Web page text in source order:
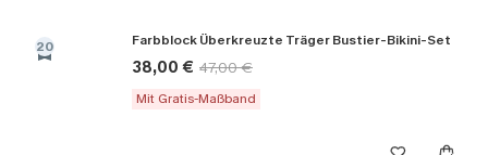
20 Farbblock Überkreuzte Träger Bustier-Bikini-Set
38,00 € 47,00 €
Mit Gratis-Maßband